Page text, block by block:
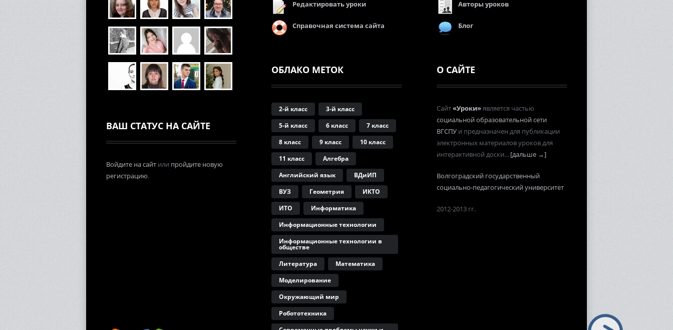
ВАШ СТАТУС НА САЙТЕ
Войдите на сайт или пройдите новую
регистрацию.
Редактировать уроки
Справочная система сайта
ОБЛАКО МЕТОК
2-й класс
3-й класс
5-й класс
6 класс
7 класс
8 класс
9 класс
10 класс
11 класс
Алгебра
Английский язык
ВДиИП
ВУЗ
Геометрия
ИКТО
ИТО
Информатика
Информационные технологии
Информационные технологии в
обществе
Литература
Математика
Моделирование
Окружающий мир
Робототехника
Авторы уроков
Блог
О САЙТЕ
Сайт«Уроки»является частью
социальной образовательной сети
ВГСПУ и предназначен для публикации
электронных материалов уроков для
интерактивной доски... [дальше →]
Волгоградский государственный
социально-педагогический университет
2012-2013 гг.